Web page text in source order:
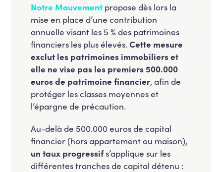
Notre Mouvement propose dès lors la
mise en place d’une contribution
annuelle visant les 5 % des patrimoines
financiers les plus élevés.Cette mesure
exclut les patrimoines immobiliers et
elle ne vise pas les premiers 500.000
euros de patrimoine financier, afin de
protéger les classes moyennes et
l’épargne de précaution.
Au-delà de 500.000 euros de capital
financier (hors appartement ou maison),
un taux progressifs’applique sur les
différentes tranches de capital détenu :